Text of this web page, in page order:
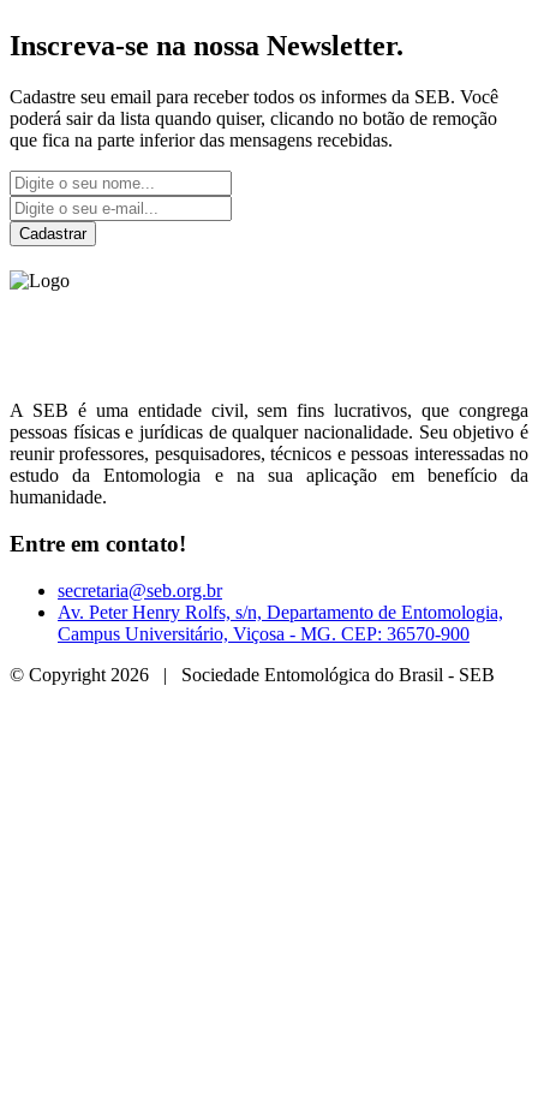
Inscreva-se na nossa Newsletter.
Cadastre seu email para receber todos os informes da SEB. Você
poderá sair da lista quando quiser, clicando no botão de remoção
que fica na parte inferior das mensagens recebidas.
Cadastrar
A SEB é uma entidade civil, sem fins lucrativos, que congrega
pessoas físicas e jurídicas de qualquer nacionalidade. Seu objetivo é
reunir professores, pesquisadores, técnicos e pessoas interessadas no
estudo da Entomologia e na sua aplicação em benefício da
humanidade.
Entre em contato!
secretaria@seb.org.br
Av. Peter Henry Rolfs, s/n, Departamento de Entomologia,
Campus Universitário, Viçosa - MG. CEP: 36570-900
© Copyright 2026 | Sociedade Entomológica do Brasil - SEB